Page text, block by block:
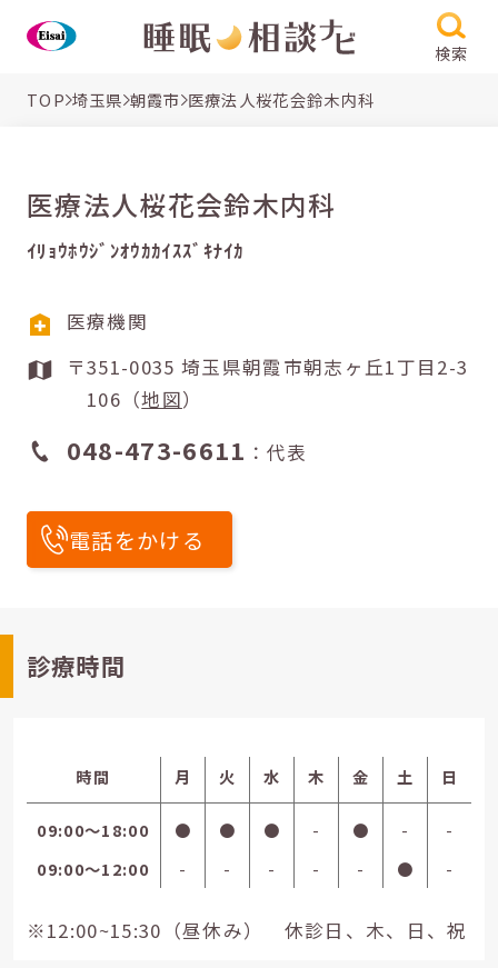
検索
TOP 埼玉県 朝霞市 医療法人桜花会鈴木内科
医療法人桜花会鈴木内科
ｲﾘｮｳﾎｳｼﾞﾝｵｳｶｶｲｽｽﾞｷﾅｲｶ
医療機関
〒351-0035 埼玉県朝霞市朝志ヶ丘1丁目2-3
106（地図）
048-473-6611 ：代表
電話をかける
診療時間
時間 月 火 水 木 金 土 日
09:00〜18:00 ● ● ● - ● -
-
09:00〜12:00
- - - - - ● -
※12:00~15:30（昼休み） 休診日、木、日、祝